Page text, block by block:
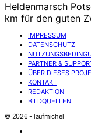
Heldenmarsch
km für den guten
IMPRESSUM
DATENSCHUTZ
PARTNER &
ÜBER DIESES
KONTAKT
REDAKTION
BILDQUELLEN
© 2026 - laufmichel